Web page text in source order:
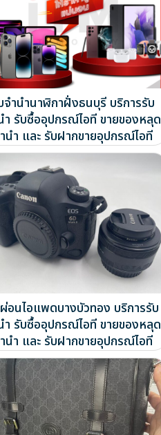
จำนำนาฬิกาฝั่งธนบุรี บริการรับ
ำ รับซื้ออุปกรณ์ไอที ขายของหลุด
นำ และ รับฝากขายอุปกรณ์ไอที
อนไอแพดบางบัวทอง บริการรับ
ำ รับซื้ออุปกรณ์ไอที ขายของหลุด
นำ และ รับฝากขายอุปกรณ์ไอที